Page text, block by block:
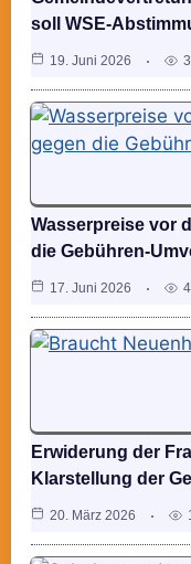
soll WSE-
19. Juni 2026
Wasserpreise vor
die Gebühren-
17. Juni 2026
Erwiderung der
Klarstellung der
20. März 2026